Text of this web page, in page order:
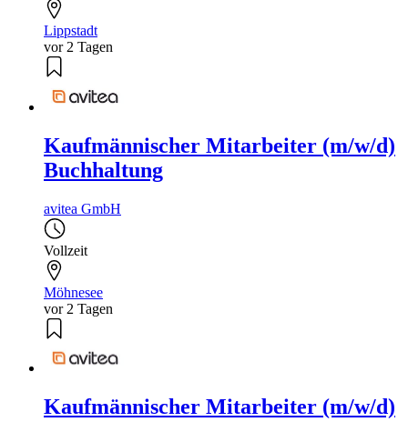
Lippstadt
vor 2 Tagen
Kaufmännischer Mitarbeiter (m/w/d)
Buchhaltung
avitea GmbH
Vollzeit
Möhnesee
vor 2 Tagen
Kaufmännischer Mitarbeiter (m/w/d)